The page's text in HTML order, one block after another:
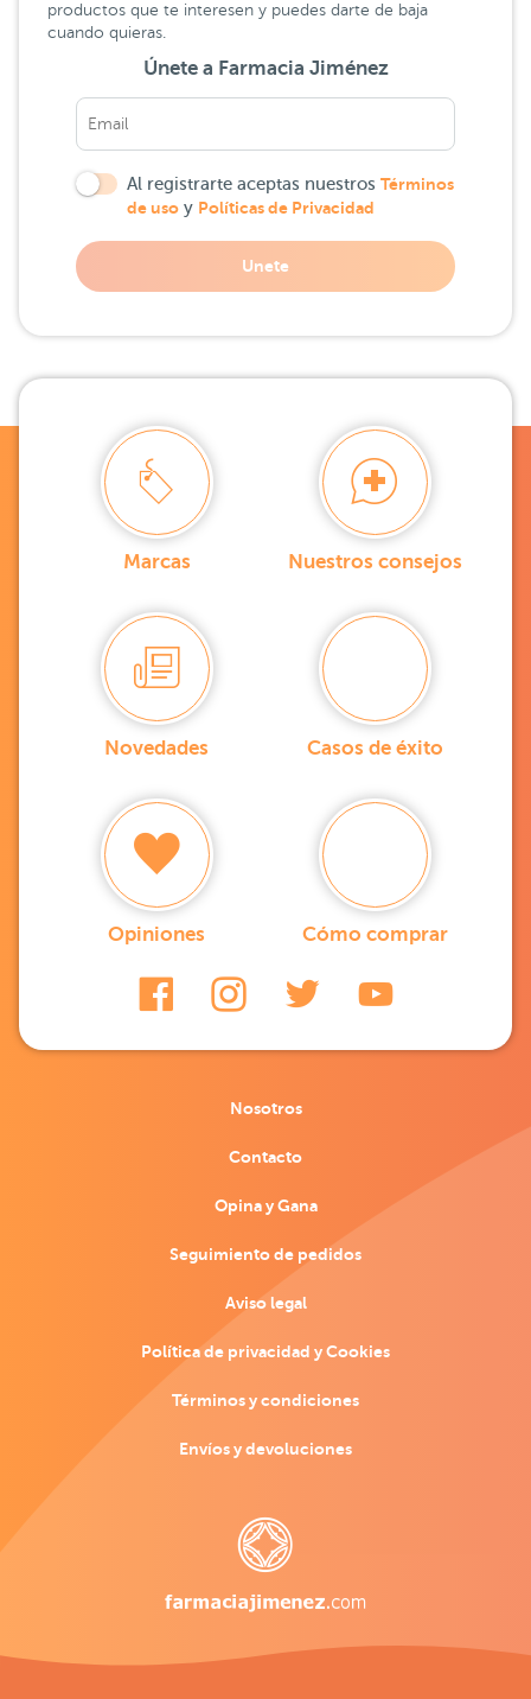
productos que te interesen y puedes darte de baja
cuando quieras.
Únete a Farmacia Jiménez
Al registrarte aceptas nuestros Términos
de uso y Políticas de Privacidad
Unete
Marcas Nuestros consejos
Novedades Casos de éxito
Opiniones Cómo comprar
Nosotros
Contacto
Opina y Gana
Seguimiento de pedidos
Aviso legal
Política de privacidad y Cookies
Términos y condiciones
Envíos y devoluciones